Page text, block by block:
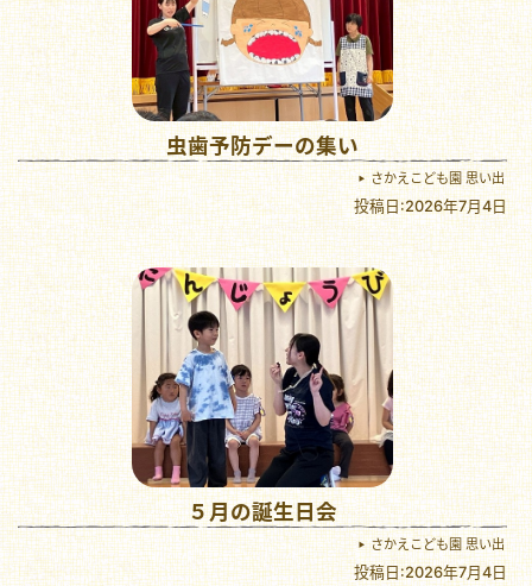
虫歯予防デーの集い
さかえこども園 思い出
投稿日:2026年7月4日
５月の誕生日会
さかえこども園 思い出
投稿日:2026年7月4日